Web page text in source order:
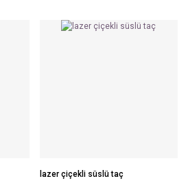
lazer çiçekli süslü taç